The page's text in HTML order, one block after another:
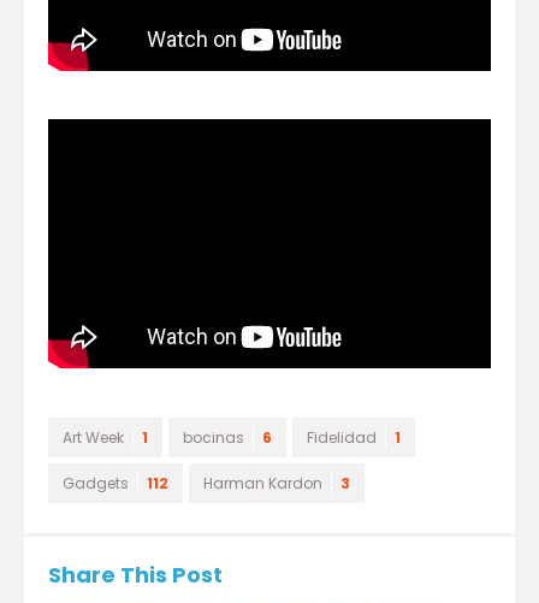
Art Week 1 bocinas 6 Fidelidad 1
Gadgets 112 Harman Kardon 3
Share This Post